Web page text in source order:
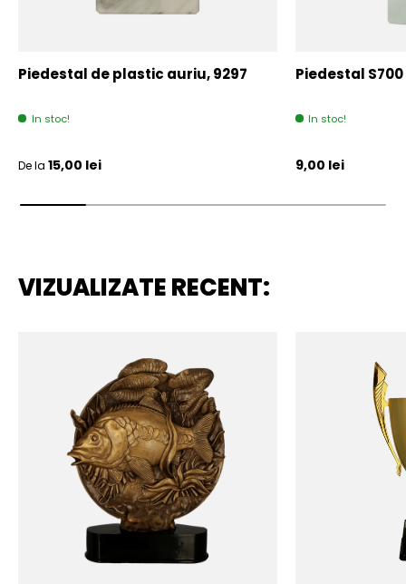
Piedestal de plastic auriu, 9297
In stoc!
Pret initial
De la 15,00 lei
Piedestal S700
In stoc!
Pret initial
9,00 lei
VIZUALIZATE RECENT: